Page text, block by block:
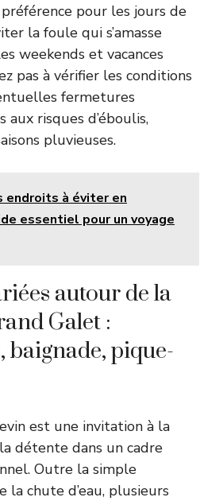
préférence pour les jours de
la foule qui s’amasse
weekends et vacances
pas à vérifier les conditions
fermetures
aux risques d’éboulis,
pluvieuses.
endroits à éviter en
essentiel pour un voyage
autour de la
Galet :
baignade, pique-
est une invitation à la
détente dans un cadre
Outre la simple
la chute d’eau, plusieurs